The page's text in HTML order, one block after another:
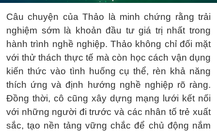
Câu chuyện của Thảo là minh chứng rằng trải
nghiệm sớm là khoản đầu tư giá trị nhất trong
hành trình nghề nghiệp. Thảo không chỉ đối mặt
với thử thách thực tế mà còn học cách vận dụng
kiến thức vào tình huống cụ thể, rèn khả năng
thích ứng và định hướng nghề nghiệp rõ ràng.
Đồng thời, cô cũng xây dựng mạng lưới kết nối
với những người đi trước và các nhân tố trẻ xuất
sắc, tạo nền tảng vững chắc để chủ động nắm